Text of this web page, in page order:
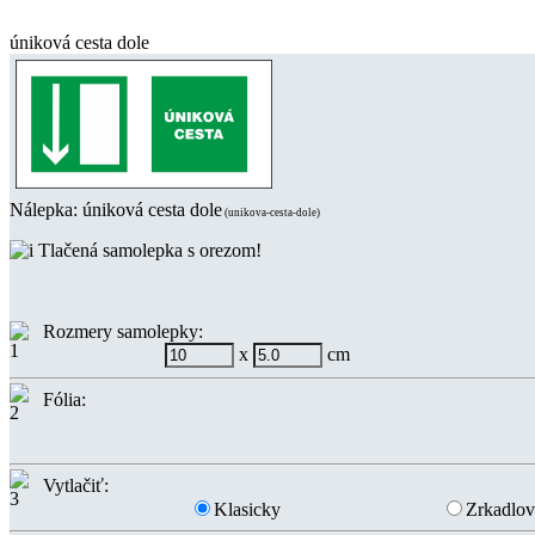
úniková cesta dole
Nálepka: úniková cesta dole (unikova-cesta-dole)
Tlačená samolepka s orezom!
Rozmery samolepky:
x
cm
Fólia:
Vytlačiť:
Klasicky